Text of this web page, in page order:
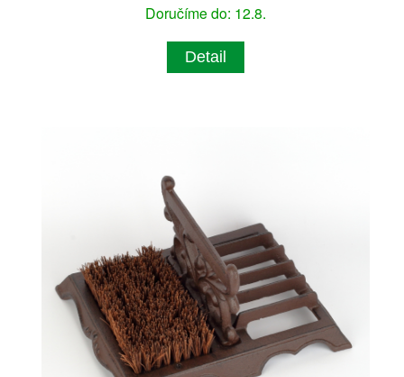
Doručíme do: 12.8.
Detail